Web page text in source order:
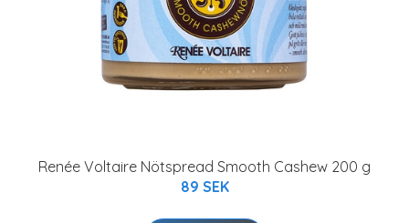
Renée Voltaire Nötspread Smooth Cashew 200 g
89 SEK